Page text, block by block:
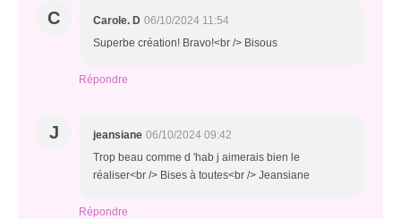
C Carole. D 06/10/2024 11:54
Superbe création! Bravo!<br /> Bisous
Répondre
J jeansiane 06/10/2024 09:42
Trop beau comme d 'hab j aimerais bien le
réaliser<br /> Bises à toutes<br /> Jeansiane
Répondre